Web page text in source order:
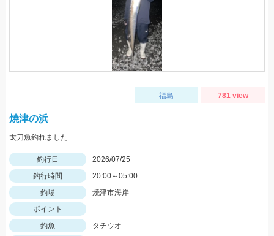
福島 781 view
焼津の浜
太刀魚釣れました
釣行日
2026/07/25
釣行時間
20:00～05:00
釣場
焼津市海岸
ポイント
釣魚
タチウオ